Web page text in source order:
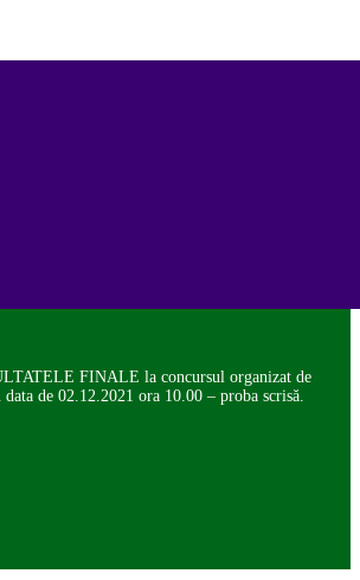
FINALE la concursul organizat de
de 02.12.2021 ora 10.00 – proba scrisă.